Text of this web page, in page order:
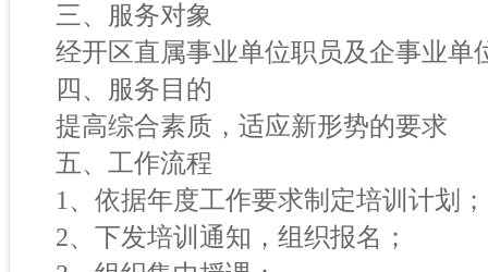
三、服务对象
经开区直属事业单位职员及企事业单
四、服务目的
提高综合素质，适应新形势的要求
五、工作流程
1、依据年度工作要求制定培训计划；
2、下发培训通知，组织报名；